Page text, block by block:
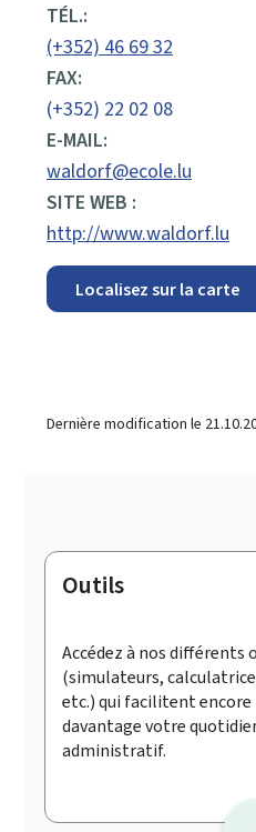
:TÉL.:
(+352) 46 69 32
FAX:
(+352) 22 02 08
E-MAIL:
waldorf@ecole.lu
SITE WEB :
http://www.waldorf.lu
Localisez sur la carte
Dernière modification le
Pied
page
Outils
Accédez à nos différents
(simulateurs,
etc.) qui facilitent encore
davantage votre
administratif.